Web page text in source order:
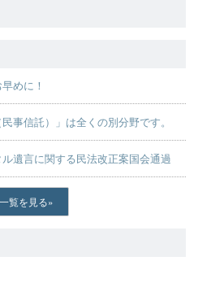
めに！
事信託）」は全くの別分野です。
遺言に関する民法改正案国会通過
覧を見る